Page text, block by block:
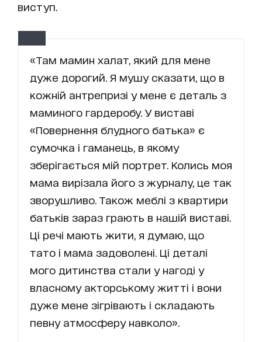
виступ.
«Там мамин халат, який для мене
дуже дорогий. Я мушу сказати, що в
кожній антрепризі у мене є деталь з
маминого гардеробу. У виставі
«Повернення блудного батька» є
сумочка і гаманець, в якому
зберігається мій портрет. Колись моя
мама вирізала його з журналу, це так
зворушливо. Також меблі з квартири
батьків зараз грають в нашій виставі.
Ці речі мають жити, я думаю, що
тато і мама задоволені. Ці деталі
мого дитинства стали у нагоді у
власному акторському житті і вони
дуже мене зігрівають і складають
певну атмосферу навколо».